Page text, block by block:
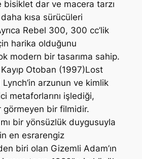
bisiklet dar ve macera tarzı
kısa sürücüleri
Rebel 300, 300 cc’lik
harika olduğunu
modern bir tasarıma sahip.
Otoban (1997)Lost
arzunun ve kimlik
metaforlarını işlediği,
görmeyen bir filmidir.
bir yönsüzlük duygusuyla
en esrarengiz
biri olan Gizemli Adam’ın